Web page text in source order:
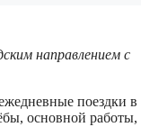
направлением с
поездки в
основной работы,